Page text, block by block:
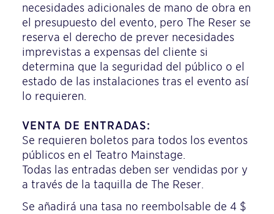
necesidades adicionales de mano de obra en
el presupuesto del evento, pero The Reser se
reserva el derecho de prever necesidades
imprevistas a expensas del cliente si
determina que la seguridad del público o el
estado de las instalaciones tras el evento así
lo requieren.
VENTA DE ENTRADAS:
Se requieren boletos para todos los eventos
públicos en el Teatro Mainstage.
Todas las entradas deben ser vendidas por y
a través de la taquilla de The Reser.
Se añadirá una tasa no reembolsable de 4 $